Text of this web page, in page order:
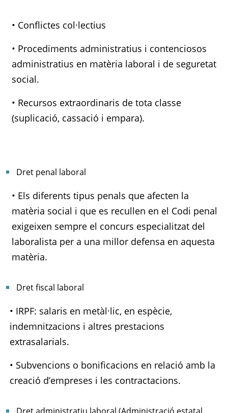
• Conflictes col·lectius
• Procediments administratius i contenciosos
administratius en matèria laboral i de seguretat
social.
• Recursos extraordinaris de tota classe
(suplicació, cassació i empara).
Dret penal laboral
• Els diferents tipus penals que afecten la
matèria social i que es recullen en el Codi penal
exigeixen sempre el concurs especialitzat del
laboralista per a una millor defensa en aquesta
matèria.
Dret fiscal laboral
• IRPF: salaris en metàl·lic, en espècie,
indemnitzacions i altres prestacions
extrasalarials.
• Subvencions o bonificacions en relació amb la
creació d’empreses i les contractacions.